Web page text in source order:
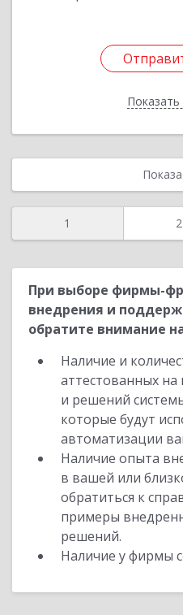
1 2
При выборе фирмы-
внедрения и
обратите внимание
Наличие и
аттестованных
и решений
которые будут
автоматизации
Наличие опыта
в вашей или
обратиться к
примеры
решений.
Наличие у фирмы